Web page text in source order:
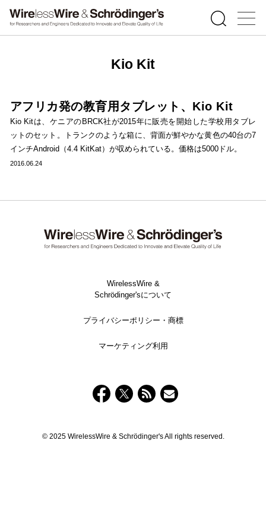
Kio Kit
アフリカ発の教育用タブレット、Kio Kit
Kio Kitは、ケニアのBRCK社が2015年に販売を開始した学校用タブレ
ットのセット。トランクのような箱に、背面が鮮やかな黄色の40台の7
インチAndroid（4.4 KitKat）が収められている。価格は5000ドル。
2016.06.24
WirelessWire &
Schrödinger'sについて
プライバシーポリシー・商標
マーケティング利用
© 2025 WirelessWire & Schrödinger's All rights reserved.